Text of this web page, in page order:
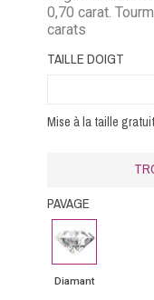
0,70 carat.
carats
TAILLE DOIGT
Mise à la taille
PAVAGE
Diamant
Diamant